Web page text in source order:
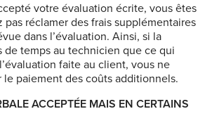
votre évaluation écrite, vous êtes
réclamer des frais supplémentaires
dans l’évaluation. Ainsi, si la
de temps au technicien que ce qui
faite au client, vous ne
le paiement des coûts additionnels.
ACCEPTÉE MAIS EN CERTAINS